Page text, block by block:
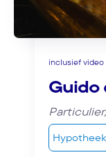
inclusief video
Guido